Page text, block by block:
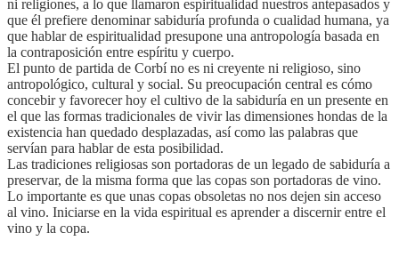
ni religiones, a lo que llamaron espiritualidad nuestros antepasados y
que él prefiere denominar sabiduría profunda o cualidad humana, ya
que hablar de espiritualidad presupone una antropología basada en
la contraposición entre espíritu y cuerpo.
El punto de partida de Corbí no es ni creyente ni religioso, sino
antropológico, cultural y social. Su preocupación central es cómo
concebir y favorecer hoy el cultivo de la sabiduría en un presente en
el que las formas tradicionales de vivir las dimensiones hondas de la
existencia han quedado desplazadas, así como las palabras que
servían para hablar de esta posibilidad.
Las tradiciones religiosas son portadoras de un legado de sabiduría a
preservar, de la misma forma que las copas son portadoras de vino.
Lo importante es que unas copas obsoletas no nos dejen sin acceso
al vino. Iniciarse en la vida espiritual es aprender a discernir entre el
vino y la copa.